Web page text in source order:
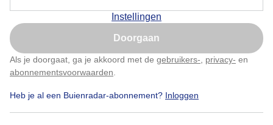
Instellingen
Doorgaan
Als je doorgaat, ga je akkoord met de gebruikers- privacy- en
abonnementsvoorwaarden
Heb je al een Buienradar-abonnement? Inloggen
Door: Jolanda Bakker Gemaakt: 09-11-2025, 86x bekeken
Herfst Zon
Nu niet, misschien later
Klik hierom dit aan te passen